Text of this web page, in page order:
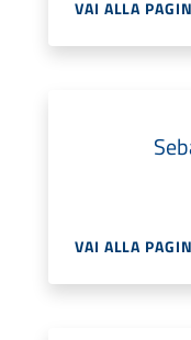
VAI ALLA
VAI ALLA